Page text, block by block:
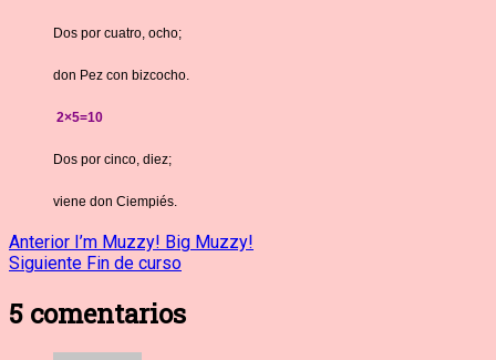
Dos por cuatro, ocho;
don Pez con bizcocho.
2×5=10
Dos por cinco, diez;
viene don Ciempiés.
Navegación
de
entradas
Anterior Entrada
anterior:
I’m Muzzy! Big Muzzy!
Siguiente Entrada
Fin de curso
5 comentarios